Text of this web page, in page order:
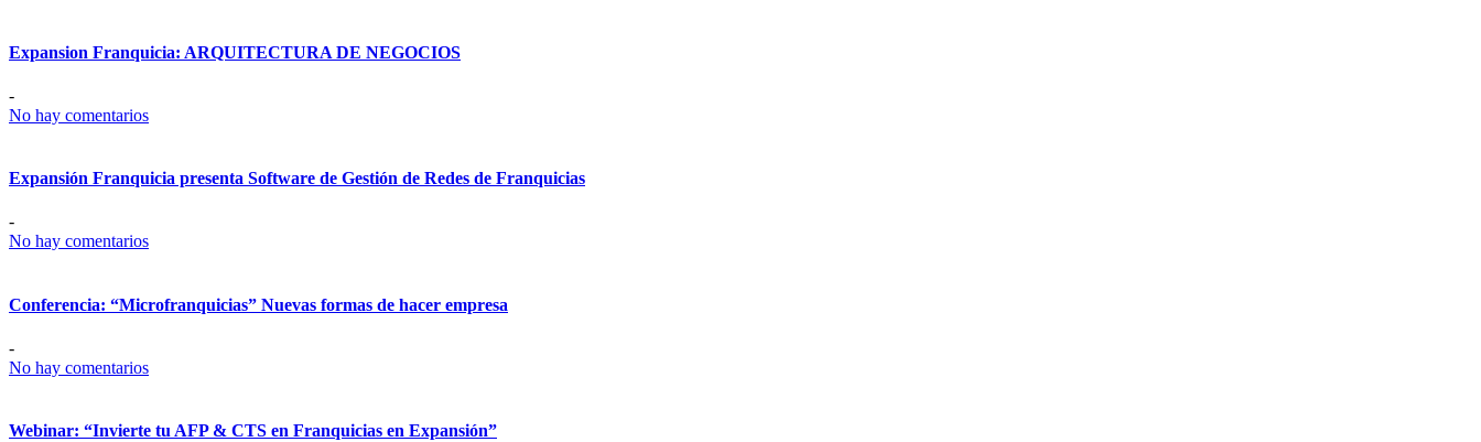
Expansion Franquicia: ARQUITECTURA DE NEGOCIOS
-
No hay comentarios
Expansión Franquicia presenta Software de Gestión de Redes de Franquicias
-
No hay comentarios
Conferencia: “Microfranquicias” Nuevas formas de hacer empresa
-
No hay comentarios
Webinar: “Invierte tu AFP & CTS en Franquicias en Expansión”